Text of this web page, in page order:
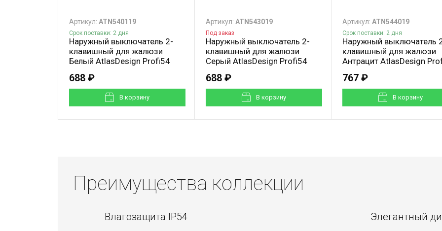
Артикул: ATN540119
Срок поставки: 2 дня
Наружный выключатель 2-
клавишный для жалюзи
Белый AtlasDesign Profi54
688 ₽
В корзинy
Артикул: ATN543019
Под заказ
Наружный выключатель 2-
клавишный для жалюзи
Серый AtlasDesign Profi54
688 ₽
В корзинy
Артикул: ATN544019
Срок поставки: 2 дня
Наружный выключатель
клавишный для жалюзи
Антрацит AtlasDesign
767 ₽
В корзинy
Преимущества коллекции
Влагозащита IP54 Элегантный